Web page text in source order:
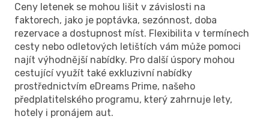
Ceny letenek se mohou lišit v závislosti na
faktorech, jako je poptávka, sezónnost, doba
rezervace a dostupnost míst. Flexibilita v termínech
cesty nebo odletových letištích vám může pomoci
najít výhodnější nabídky. Pro další úspory mohou
cestující využít také exkluzivní nabídky
prostřednictvím eDreams Prime, našeho
předplatitelského programu, který zahrnuje lety,
hotely i pronájem aut.